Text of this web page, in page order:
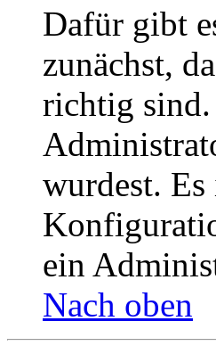
Dafür gibt
zunächst,
richtig sind.
wurdest.
ein
Nach oben